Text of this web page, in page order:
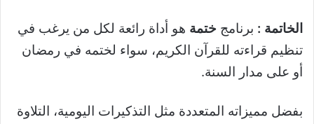
الخاتمة : برنامج ختمة هو أداة رائعة لكل من يرغب في
تنظيم قراءته للقرآن الكريم، سواء لختمه في رمضان
أو على مدار السنة.
بفضل مميزاته المتعددة مثل التذكيرات اليومية، التلاوة